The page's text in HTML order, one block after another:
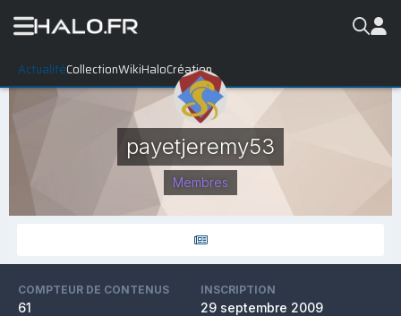
ActualitéCollectionWikiHaloCréation
payetjeremy53
Membres
COMPTEUR DE CONTENUS
61
INSCRIPTION
29 septembre 2009